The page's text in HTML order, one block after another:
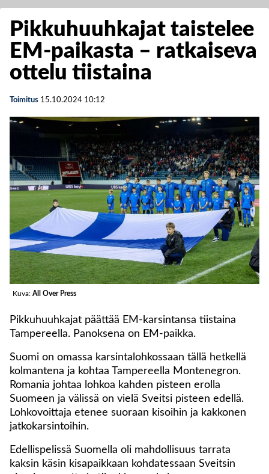
Pikkuhuuhkajat taistelee
EM-paikasta – ratkaiseva
ottelu tiistaina
Toimitus 15.10.2024 10:12
Kuva: All Over Press
Pikkuhuuhkajat päättää EM-karsintansa tiistaina
Tampereella. Panoksena on EM-paikka.
Suomi on omassa karsintalohkossaan tällä hetkellä
kolmantena ja kohtaa Tampereella Montenegron.
Romania johtaa lohkoa kahden pisteen erolla
Suomeen ja välissä on vielä Sveitsi pisteen edellä.
Lohkovoittaja etenee suoraan kisoihin ja kakkonen
jatkokarsintoihin.
Edellispelissä Suomella oli mahdollisuus tarrata
kaksin käsin kisapaikkaan kohdatessaan Sveitsin